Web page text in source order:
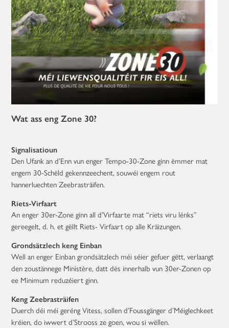
Wat ass eng Zone 30?
Signalisatioun
Den Ufank an d’Enn vun enger Tempo-30-Zone ginn ëmmer mat
engem 30-Schëld gekennzeechent, souwéi engem rout
hannerluechten Zeebrasträifen.
Riets-Virfaart
An enger 30er-Zone ginn all d’Virfaarte mat “riets viru lénks”
gereegelt, d. h. et gëllt Riets- Virfaart op alle Kräizungen.
Grondsätzlech keng Einban
Well an enger Einban grondsätzlech méi séier gefuer gëtt, verlaangt
den zoustännege Ministère, datt dës innerhalb vun 30er-Zonen op
ee Minimum reduzéiert ginn.
Keng Zeebrasträifen
Duerch déi méi geréng Vitess, sollen d’Foussgänger d’Méiglechkeet
kréien, do iwwert d’Strooss ze goen, wou si wëllen.